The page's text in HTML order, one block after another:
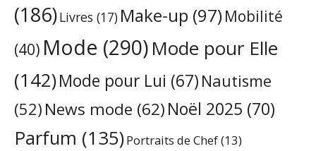
(186)Livres (17) Make-up (97) Mobilité
(40) Mode (290)Mode pour Elle
(142)Mode pour Lui (67) Nautisme
(52) News mode (62)Noël 2025 (70)
Parfum (135)Portraits de Chef(13)